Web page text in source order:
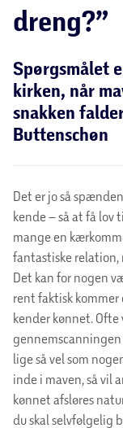
dreng?”
Spørgsmålet
kirken, når
snakken
Buttenschøn
Det er jo så
kende – så at få lov
mange en
fantastiske relation,
Det kan for nogen
rent faktisk
kender kønnet.
gennemscanningen
lige så vel som
inde i maven, så vil
kønnet afsløres
du skal selvfølgelig